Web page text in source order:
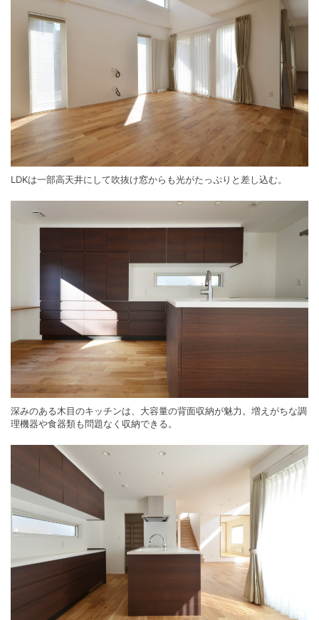
LDKは一部高天井にして吹抜け窓からも光がたっぷりと差し込む。
深みのある木目のキッチンは、大容量の背面収納が魅力。増えがちな調
理機器や食器類も問題なく収納できる。